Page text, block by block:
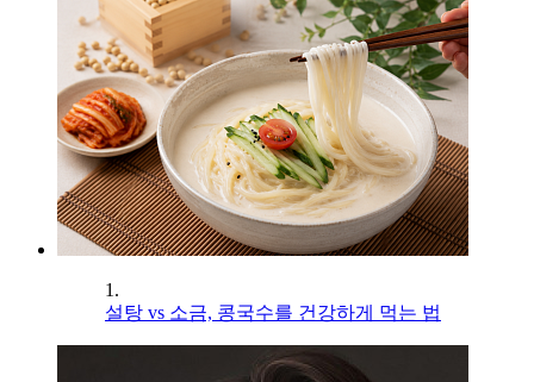
1.
설탕 vs 소금, 콩국수를 건강하게 먹는 법